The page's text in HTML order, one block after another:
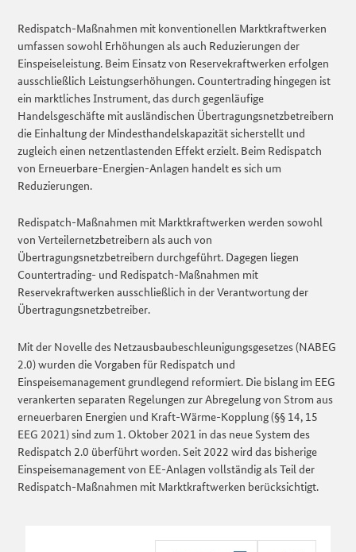
Redispatch-Maßnahmen mit konventionellen Marktkraftwerken
umfassen sowohl Erhöhungen als auch Reduzierungen der
Einspeiseleistung. Beim Einsatz von Reservekraftwerken erfolgen
ausschließlich Leistungserhöhungen. Countertrading hingegen ist
ein marktliches Instrument, das durch gegenläufige
Handelsgeschäfte mit ausländischen Übertragungsnetzbetreibern
die Einhaltung der Mindesthandelskapazität sicherstellt und
zugleich einen netzentlastenden Effekt erzielt. Beim Redispatch
von Erneuerbare-Energien-Anlagen handelt es sich um
Reduzierungen.
Redispatch-Maßnahmen mit Marktkraftwerken werden sowohl
von Verteilernetzbetreibern als auch von
Übertragungsnetzbetreibern durchgeführt. Dagegen liegen
Countertrading- und Redispatch-Maßnahmen mit
Reservekraftwerken ausschließlich in der Verantwortung der
Übertragungsnetzbetreiber.
Mit der Novelle des Netzausbaubeschleunigungsgesetzes (NABEG
2.0) wurden die Vorgaben für Redispatch und
Einspeisemanagement grundlegend reformiert. Die bislang im EEG
verankerten separaten Regelungen zur Abregelung von Strom aus
erneuerbaren Energien und Kraft-Wärme-Kopplung (§§ 14, 15
EEG 2021) sind zum 1. Oktober 2021 in das neue System des
Redispatch 2.0 überführt worden. Seit 2022 wird das bisherige
Einspeisemanagement von EE-Anlagen vollständig als Teil der
Redispatch-Maßnahmen mit Marktkraftwerken berücksichtigt.